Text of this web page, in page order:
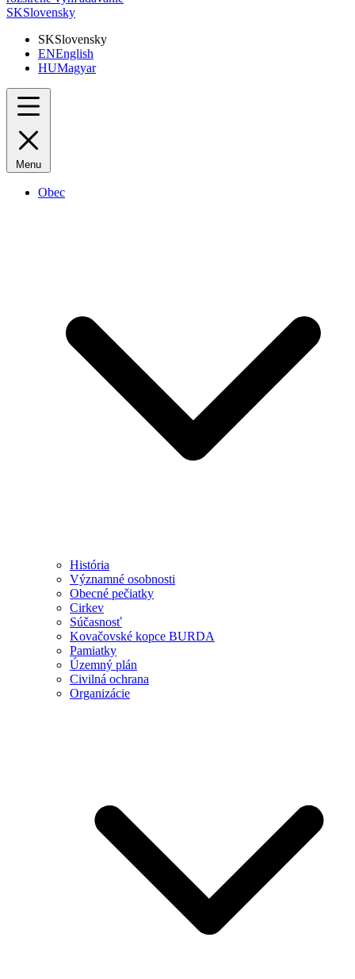
SKSlovensky
SKSlovensky
ENEnglish
HUMagyar
Menu
Obec
História
Významné osobnosti
Obecné pečiatky
Cirkev
Súčasnosť
Kovačovské kopce BURDA
Pamiatky
Územný plán
Civilná ochrana
Organizácie